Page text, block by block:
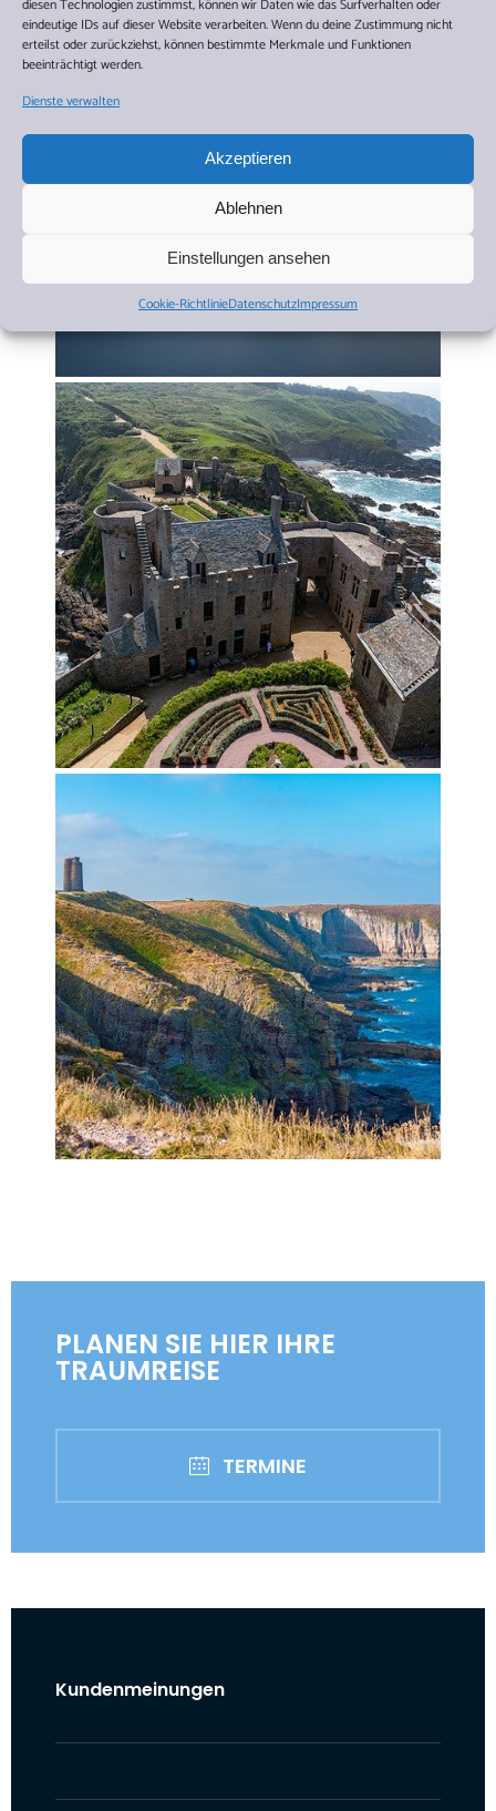
diesen Technologien zustimmst, können wir Daten wie das Surfverhalten oder
eindeutige IDs auf dieser Website verarbeiten. Wenn du deine Zustimmung nicht
erteilst oder zurückziehst, können bestimmte Merkmale und Funktionen
beeinträchtigt werden.
Dienste verwalten
Akzeptieren
Ablehnen
Einstellungen ansehen
Cookie-RichtlinieDatenschutzImpressum
PLANEN SIE HIER IHRE
TRAUMREISE
TERMINE
Kundenmeinungen